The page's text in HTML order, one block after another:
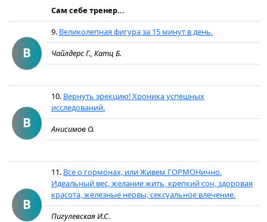
Сам себе тренер...
В
9. Великолепная фигура за 15 минут в день.
Чайлдерс Г., Катц Б.
В
10. Вернуть эрекцию! Хроника успешных
исследований.
Анисимов О.
В
11. Все о гормонах, или Живем ГОРМОНично.
Идеальный вес, желание жить, крепкий сон, здоровая
красота, железные нервы, сексуальное влечение.
Пигулевская И.С.